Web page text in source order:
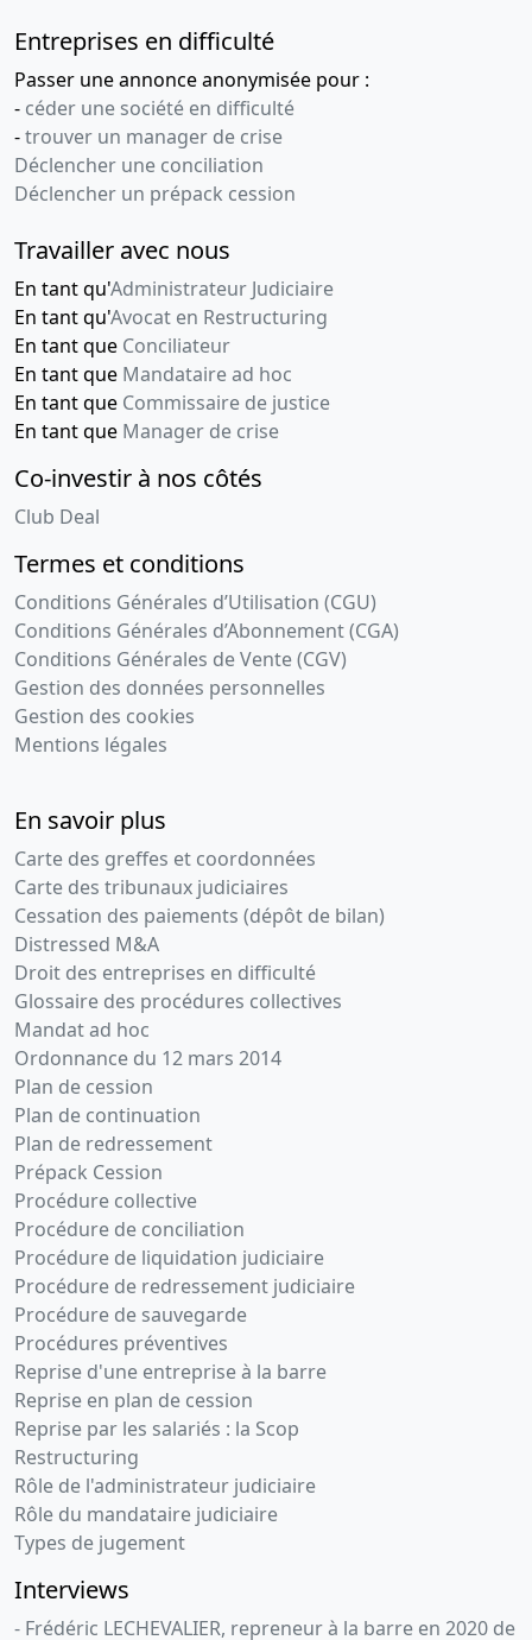
Entreprises en difficulté
Passer une annonce anonymisée pour :
- céder une société en difficulté
-trouver un manager de crise
Déclencher une conciliation
Déclencher un prépack cession
Travailler avec nous
En tant qu'Administrateur Judiciaire
En tant qu'Avocat en Restructuring
En tant que Conciliateur
En tant que Mandataire ad hoc
En tant que Commissaire de justice
En tant que Manager de crise
Co-investir à nos côtés
Club Deal
Termes et conditions
Conditions Générales d’Utilisation (CGU)
Conditions Générales d’Abonnement (CGA)
Conditions Générales de Vente (CGV)
Gestion des données personnelles
Gestion des cookies
Mentions légales
En savoir plus
Carte des greffes et coordonnées
Carte des tribunaux judiciaires
Cessation des paiements (dépôt de bilan)
Distressed M&A
Droit des entreprises en difficulté
Glossaire des procédures collectives
Mandat ad hoc
Ordonnance du 12 mars 2014
Plan de cession
Plan de continuation
Plan de redressement
Prépack Cession
Procédure collective
Procédure de conciliation
Procédure de liquidation judiciaire
Procédure de redressement judiciaire
Procédure de sauvegarde
Procédures préventives
Reprise d'une entreprise à la barre
Reprise en plan de cession
Reprise par les salariés : la Scop
Restructuring
Rôle de l'administrateur judiciaire
Rôle du mandataire judiciaire
Types de jugement
Interviews
- Frédéric LECHEVALIER, repreneur à la barre en 2020 de